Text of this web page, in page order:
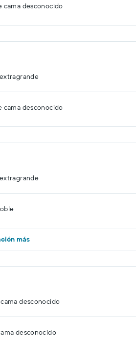
cama desconocido
cama desconocido
más
desconocido
desconocido